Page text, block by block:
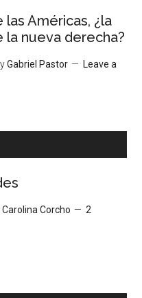
las Américas, ¿la
la nueva derecha?
Gabriel Pastor
Leave a
Carolina Corcho
2